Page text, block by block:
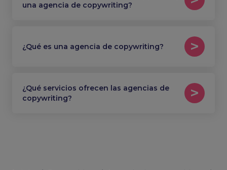
una agencia de copywriting?
¿Qué es una agencia de copywriting?
¿Qué servicios ofrecen las agencias de
copywriting?